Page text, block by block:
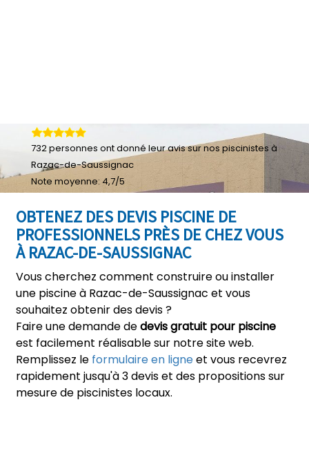
OBTENEZ DES DEVIS PISCINE DE
PROFESSIONNELS PRÈS DE CHEZ VOUS
À RAZAC-DE-SAUSSIGNAC
Vous cherchez comment construire ou installer
une piscine à Razac-de-Saussignac et vous
souhaitez obtenir des devis ?
Faire une demande dedevis gratuit pour piscine
est facilement réalisable sur notre site web.
Remplissez le formulaire en ligneet vous recevrez
rapidement jusqu'à 3 devis et des propositions sur
mesure de piscinistes locaux.
732personnes ont donné leuravis sur nos piscinistes à
Razac-de-Saussignac
Note moyenne: 4,7/5